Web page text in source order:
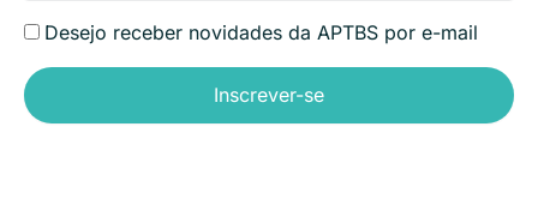
Desejo receber novidades da APTBS por e-mail
Inscrever-se